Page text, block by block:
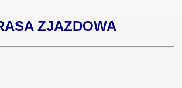
ZJAZDOWA